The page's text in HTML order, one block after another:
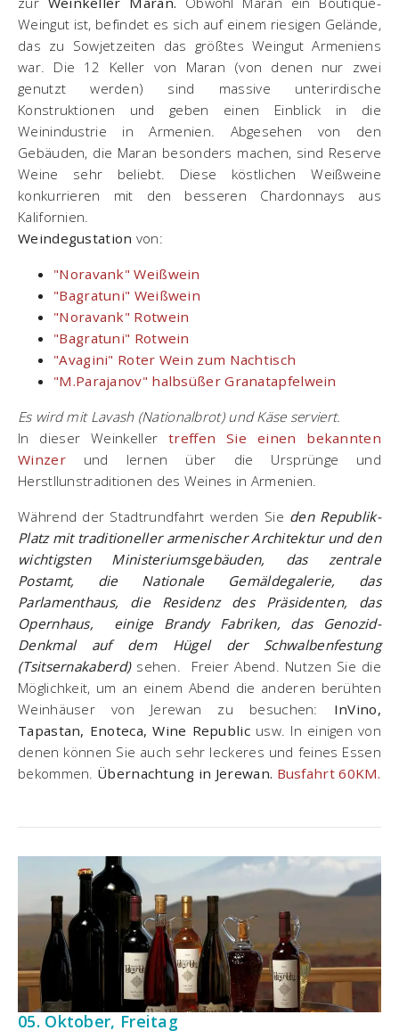
Weingut ist, befindet es sich auf einem riesigen Gelände,
das zu Sowjetzeiten das größtes Weingut Armeniens
war. Die 12 Keller von Maran (von denen nur zwei
genutzt werden) sind massive unterirdische
Konstruktionen und geben einen Einblick in die
Weinindustrie in Armenien. Abgesehen von den
Gebäuden, die Maran besonders machen, sind Reserve
Weine sehr beliebt. Diese köstlichen Weißweine
konkurrieren mit den besseren Chardonnays aus
Kalifornien.
Weindegustation von:
"Noravank" Weißwein
"Bagratuni" Weißwein
"Noravank" Rotwein
"Bagratuni" Rotwein
"Avagini" Roter Wein zum Nachtisch
"M.Parajanov" halbsüßer Granatapfelwein
Es wird mit Lavash (Nationalbrot) und Käse serviert.
In dieser Weinkeller treffen Sie einen bekannten
Winzer und lernen über die Ursprünge und
Herstllunstraditionen des Weines in Armenien.
Während der Stadtrundfahrt werden Sie den Republik-
Platz mit traditioneller armenischer Architektur und den
wichtigsten Ministeriumsgebäuden, das zentrale
Postamt, die Nationale Gemäldegalerie, das
Parlamenthaus, die Residenz des Präsidenten, das
Opernhaus, einige Brandy Fabriken, das Genozid-
Denkmal auf dem Hügel der Schwalbenfestung
(Tsitsernakaberd) sehen. Freier Abend. Nutzen Sie die
Möglichkeit, um an einem Abend die anderen berühten
Weinhäuser von Jerewan zu besuchen: InVino,
Tapastan, Enoteca, Wine Republicusw. In einigen von
denen können Sie auch sehr leckeres und feines Essen
bekommen. Übernachtung in Jerewan. Busfahrt 60KM.
05. Oktober, Freitag